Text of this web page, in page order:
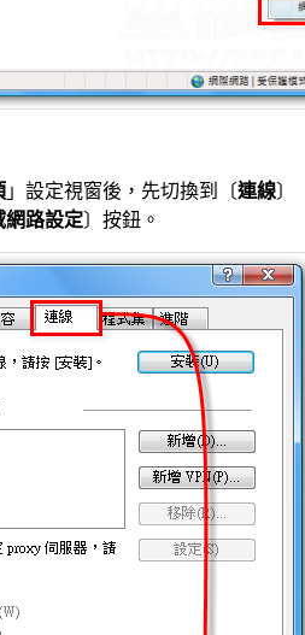
」設定視窗後，先切換到〔連線〕
網路設定〕按鈕。